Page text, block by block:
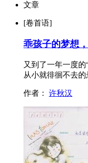
文章
[卷首语]
乖孩子的梦想
又到了一年一度
从小就徘徊不去
作者： 许秋汉